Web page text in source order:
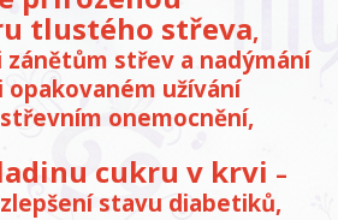
tlustého střeva,
střev a nadýmání
opakovaném užívání
onemocnění,
cukru v krvi –
stavu diabetiků,